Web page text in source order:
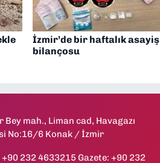
İzmir’de bir haftalık asayiş
bilançosu
Bey mah., Liman cad, Havagazı
No:16/6 Konak / İzmir
+90 232 4633215 Gazete: +90 232